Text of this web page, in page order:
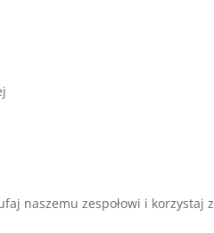
naszemu zespołowi i korzystaj z